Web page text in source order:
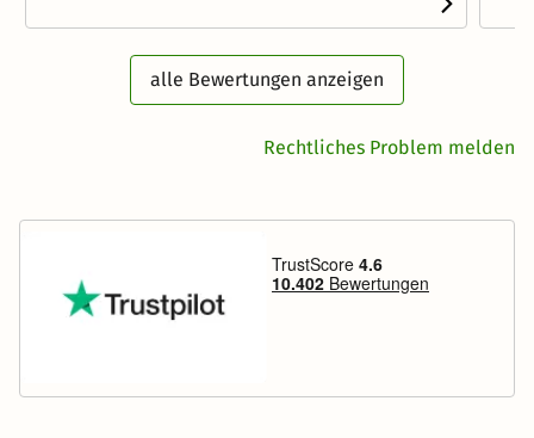
alle Bewertungen anzeigen
Rechtliches Problem melden